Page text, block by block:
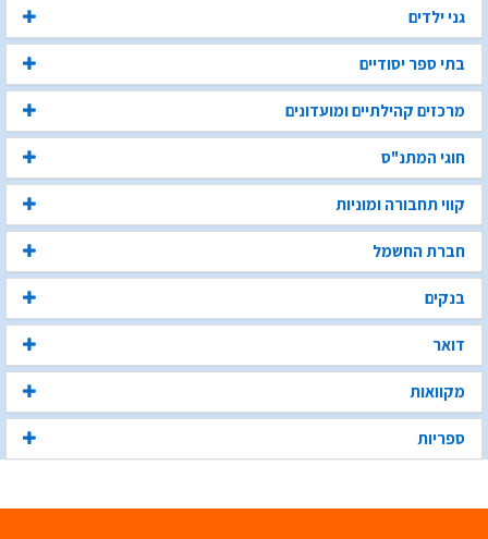
גני ילדים
בתי ספר יסודיים
מרכזים קהילתיים ומועדונים
חוגי המתנ"ס
קווי תחבורה ומוניות
חברת החשמל
בנקים
דואר
מקוואות
ספריות